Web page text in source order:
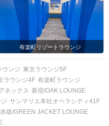
有楽町リゾートラウンジ
ウンジ 東京ラウンジ5F
ラウンジ4F 有楽町ラウンジ
ネックス 新宿/OAK LOUNGE
サンマリエ本社オペラシティ41F
赤坂/GREEN JACKET LOUNGE